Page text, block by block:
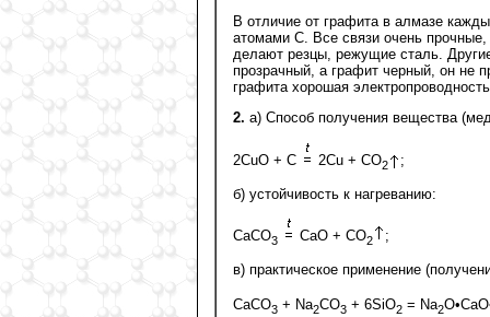
В отличие от графита в алмазе
атомами С. Все связи очень
делают резцы, режущие сталь.
прозрачный, а графит черный, он не
графита хорошая
2. а) Способ получения вещества
2CuO + C 2Cu + CO2 ;
б) устойчивость к нагреванию:
CaCO3 CaO + CO2 ;
в) практическое применение
CaCO3 + Na2CO3 + 6SiO2 = Na2